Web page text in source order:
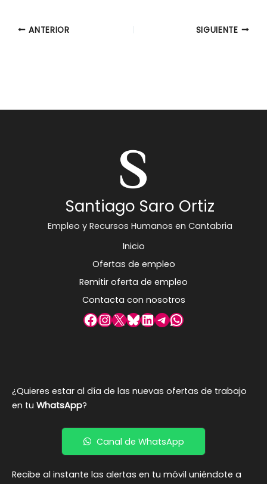
ANTERIOR SIGUIENTE
Santiago Saro Ortiz
Empleo y Recursos Humanos en Cantabria
Inicio
Ofertas de empleo
Remitir oferta de empleo
Contacta con nosotros
Facebook
Instagram
X Bluesky
LinkedIn
Telegram
WhatsApp
¿Quieres estar al día de las nuevas ofertas de trabajo
en tu WhatsApp?
Canal de WhatsApp
Recibe al instante las alertas en tu móvil uniéndote a